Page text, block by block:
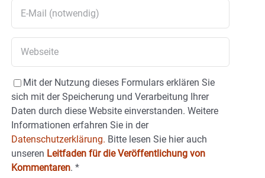
Mit der Nutzung dieses Formulars erklären Sie
sich mit der Speicherung und Verarbeitung Ihrer
Daten durch diese Website einverstanden. Weitere
Informationen erfahren Sie in der
Datenschutzerklärung. Bitte lesen Sie hier auch
unseren Leitfaden für die Veröffentlichung von
Kommentaren. *